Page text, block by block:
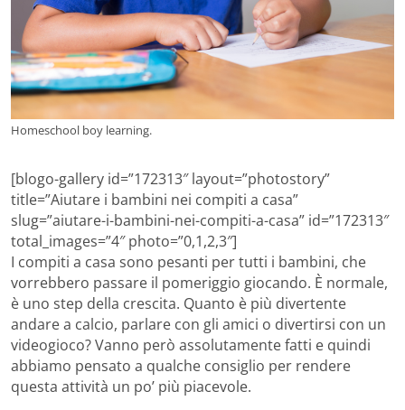
Homeschool boy learning.
[blogo-gallery id=”172313″ layout=”photostory”
title=”Aiutare i bambini nei compiti a casa”
slug=”aiutare-i-bambini-nei-compiti-a-casa” id=”172313″
total_images=”4″ photo=”0,1,2,3″]
I compiti a casa sono pesanti per tutti i bambini, che
vorrebbero passare il pomeriggio giocando. È normale,
è uno step della crescita. Quanto è più divertente
andare a calcio, parlare con gli amici o divertirsi con un
videogioco? Vanno però assolutamente fatti e quindi
abbiamo pensato a qualche consiglio per rendere
questa attività un po’ più piacevole.